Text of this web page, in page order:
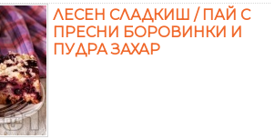
ЛЕСЕН СЛАДКИШ / ПАЙ С
ПРЕСНИ БОРОВИНКИ И
ПУДРА ЗАХАР